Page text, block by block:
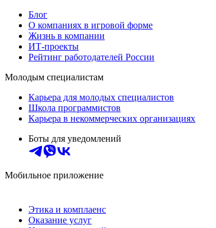
Блог
О компаниях в игровой форме
Жизнь в компании
ИТ-проекты
Рейтинг работодателей России
Молодым специалистам
Карьера для молодых специалистов
Школа программистов
Карьера в некоммерческих организациях
Боты для уведомлений
Мобильное приложение
Этика и комплаенс
Оказание услуг